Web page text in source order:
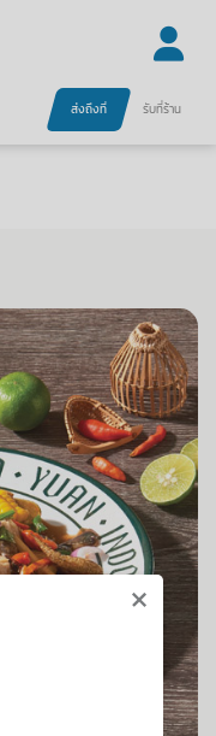
ส่งถึงที่ รับที่ร้าน
×